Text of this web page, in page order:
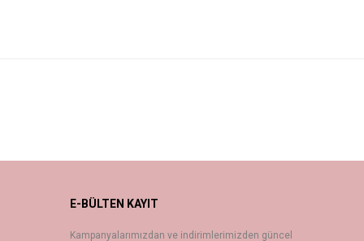
E-BÜLTEN KAYIT
Kampanyalarımızdan ve indirimlerimizden güncel